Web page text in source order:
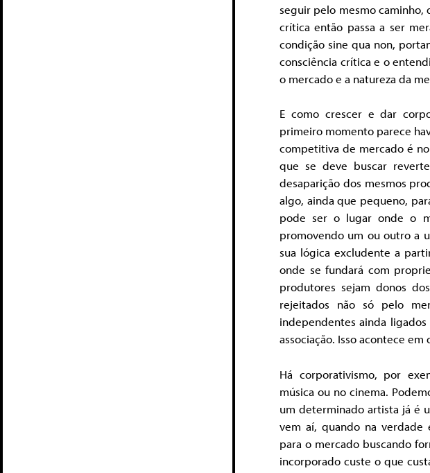
seguir pelo mesmo caminho,
crítica então passa a ser
condição sine qua non,
consciência crítica e o
o mercado e a natureza da
E como crescer e dar
primeiro momento parece
competitiva de mercado é
que se deve buscar
desaparição dos mesmos
algo, ainda que pequeno,
pode ser o lugar onde o
promovendo um ou outro a
sua lógica excludente a
onde se fundará com
produtores sejam donos
rejeitados não só pelo
independentes ainda
associação. Isso acontece
Há corporativismo, por
música ou no cinema.
um determinado artista já é
vem aí, quando na verdade
para o mercado buscando
incorporado custe o que